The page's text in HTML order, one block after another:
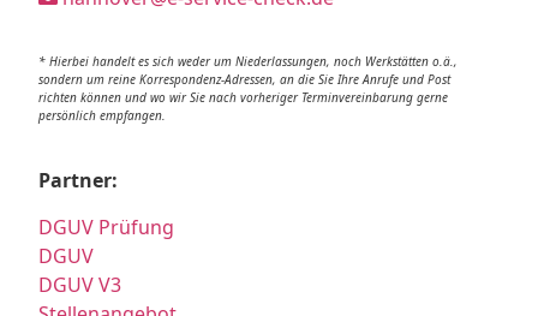
* Hierbei handelt es sich weder um Niederlassungen, noch Werkstätten o.ä.,
sondern um reine Korrespondenz-Adressen, an die Sie Ihre Anrufe und Post
richten können und wo wir Sie nach vorheriger Terminvereinbarung gerne
persönlich empfangen.
Partner:
DGUV Prüfung
DGUV
DGUV V3